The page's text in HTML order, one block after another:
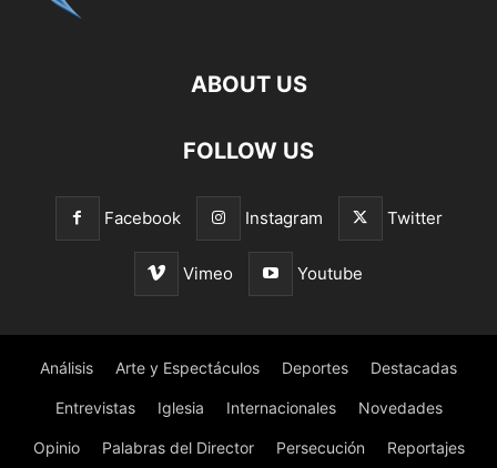
ABOUT US
FOLLOW US
Facebook Instagram Twitter
Vimeo Youtube
Análisis Arte y Espectáculos Deportes Destacadas
Entrevistas Iglesia Internacionales Novedades
Opinio Palabras del Director Persecución Reportajes